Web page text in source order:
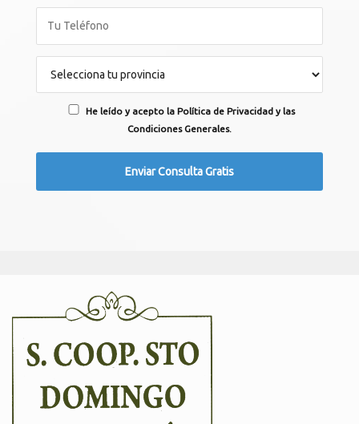
He leído y acepto la Política de Privacidad y las
Condiciones Generales.